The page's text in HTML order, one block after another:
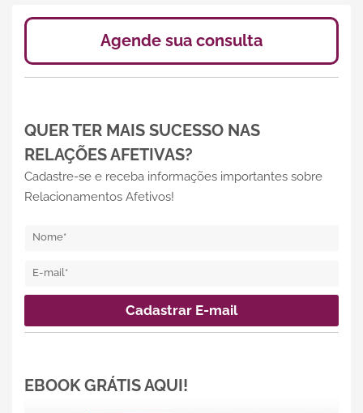
Agende sua consulta
QUER TER MAIS SUCESSO NAS
RELAÇÕES AFETIVAS?
Cadastre-se e receba informações importantes sobre
Relacionamentos Afetivos!
EBOOK GRÁTIS AQUI!